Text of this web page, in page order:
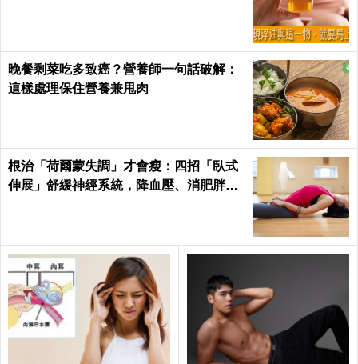
晚餐剩菜吃多致癌？營養師一句話破解：
這樣處理保住營養兼甩肉
根治「荷爾蒙失調」才會瘦：四招「臥式
伸展」舒緩神經系統，降血壓、消肥胖這